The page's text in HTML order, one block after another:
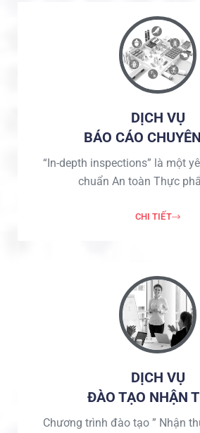
DỊCH VỤ
BÁO CÁO
“In-depth inspections” là một
chuẩn An toàn Thực
CHI TIẾT
DỊCH VỤ
ĐÀO TẠO NHẬN
Chương trình đào tạo ” Nhận